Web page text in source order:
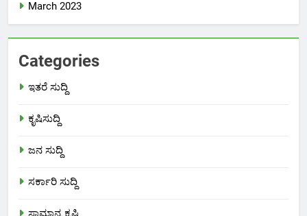
March 2023
Categories
ಇತರೆ ಸುದ್ದಿ
ಕೃಷಿಸುದ್ದಿ
ಜನ ಸುದ್ದಿ
ಸರ್ಕಾರಿ ಸುದ್ದಿ
ಸಾಮಾನ್ಯ ಕೃಷಿ